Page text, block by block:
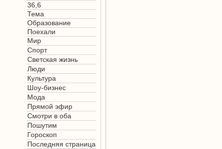
36,6
Тема
Образование
Поехали
Мир
Спорт
Светская жизнь
Люди
Культура
Шоу-бизнес
Мода
Прямой эфир
Смотри в оба
Пошутим
Гороскоп
Последняя страница